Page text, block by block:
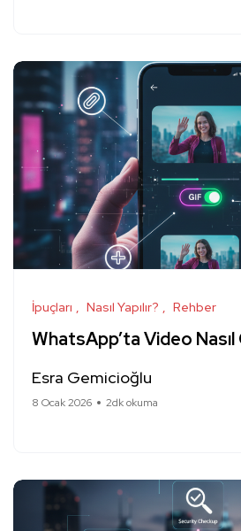
İpuçları Nasıl Yapılır? Rehber
WhatsApp’ta Video Nasıl
Esra Gemicioğlu
8 Ocak 2026 2dk okuma